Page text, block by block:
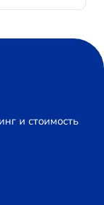
и стоимость